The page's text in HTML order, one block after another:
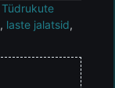
Tüdrukute
, laste jalatsid,